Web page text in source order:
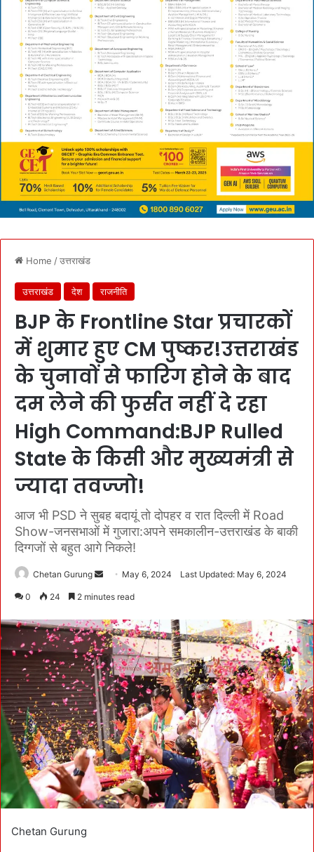
Home /उत्तराखंड
उत्तराखंड देश राजनीति
BJP के Frontline Star प्रचारकों
में शुमार हुए CM पुष्कर!उत्तराखंड
के चुनावों से फारिग होने के बाद
दम लेने की फुर्सत नहीं दे रहा
High Command:BJP Rulled
State के किसी और मुख्यमंत्री से
ज्यादा तवज्जो!
आज भी PSD ने सुबह बदायूं तो दोपहर व रात दिल्ली में Road
Show-जनसभाओं में गुजारा:अपने समकालीन-उत्तराखंड के बाकी
दिग्गजों से बहुत आगे निकले!
Chetan Gurung
d
a
n
e
m
a
i
l
May 6, 2024 Last Updated: May 6, 2024
0 24 2 minutes read
Chetan Gurung